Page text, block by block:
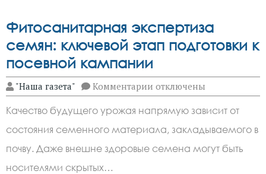
Фитосанитарная экспертиза
семян: ключевой этап подготовки к
посевной кампании
"Наша газета" Комментарии к
записи
экспертиза
семян:
ключевой
этап
подготовки
отключены
Качество будущего урожая напрямую зависит от
состояния семенного материала, закладываемого в
почву. Даже внешне здоровые семена могут быть
носителями скрытых…